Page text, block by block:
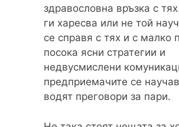
здравословна връзка с
ги харесва или не той
се справя с тях и с малко
посока ясни стратегии и
недвусмислени
предприемачите се
водят преговори за пари.